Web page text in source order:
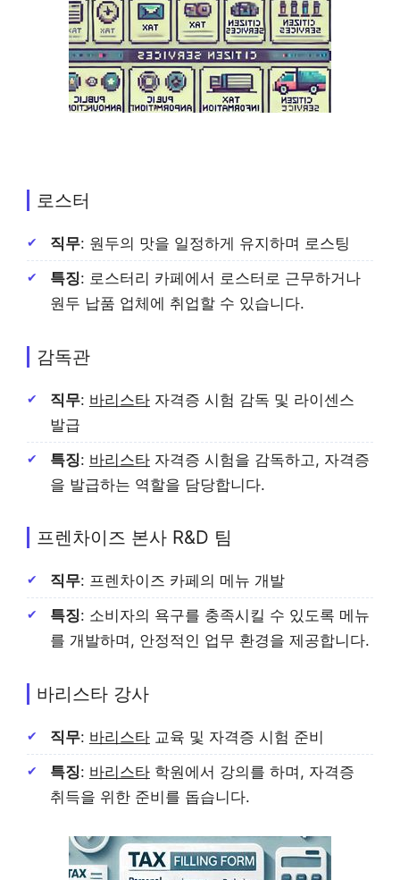
로스터
직무: 원두의 맛을 일정하게 유지하며 로스팅
특징: 로스터리 카페에서 로스터로 근무하거나
원두 납품 업체에 취업할 수 있습니다.
감독관
직무: 바리스타 자격증 시험 감독 및 라이센스
발급
특징: 바리스타 자격증 시험을 감독하고, 자격증
을 발급하는 역할을 담당합니다.
프렌차이즈 본사 R&D 팀
직무: 프렌차이즈 카페의 메뉴 개발
특징: 소비자의 욕구를 충족시킬 수 있도록 메뉴
를 개발하며, 안정적인 업무 환경을 제공합니다.
바리스타 강사
직무: 바리스타 교육 및 자격증 시험 준비
특징: 바리스타 학원에서 강의를 하며, 자격증
취득을 위한 준비를 돕습니다.